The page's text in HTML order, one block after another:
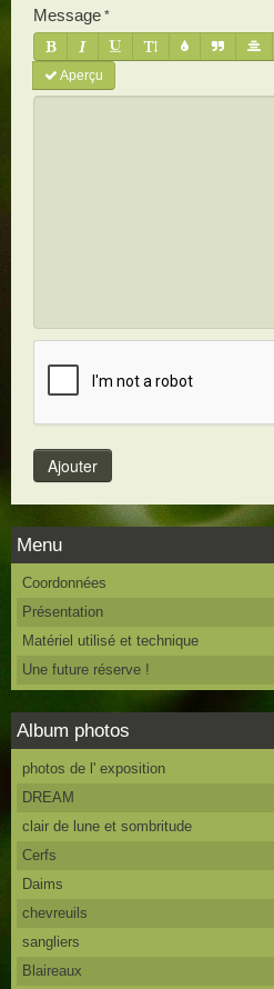
Message
Aperçu
Menu
Coordonnées
Présentation
Matériel utilisé et technique
Une future réserve !
Album photos
photos de l' exposition
DREAM
clair de lune et sombritude
Cerfs
Daims
chevreuils
sangliers
Blaireaux